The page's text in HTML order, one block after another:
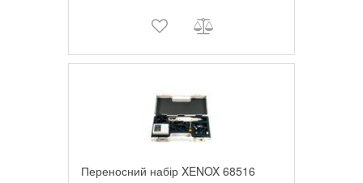
Переносний набір XENOX 68516